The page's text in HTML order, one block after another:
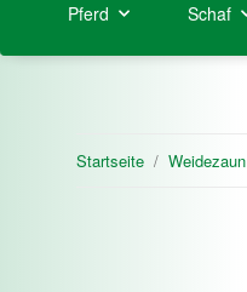
Pferd Schaf
Startseite Weidezaun